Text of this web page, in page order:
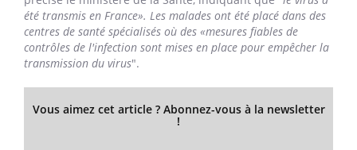
été transmis en France». Les malades ont été placé dans des
centres de santé spécialisés où des «mesures fiables de
contrôles de l'infection sont mises en place pour empêcher la
transmission du virus".
Vous aimez cet article ? Abonnez-vous à la newsletter
!